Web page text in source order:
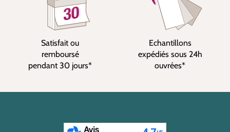
Satisfait ou
remboursé
pendant 30 jours*
Echantillons
expédiés sous 24h
ouvrées*